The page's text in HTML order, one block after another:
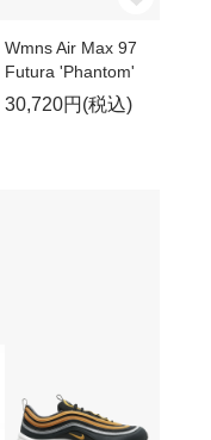
Wmns Air Max 97
Futura 'Phantom'
30,720円(税込)